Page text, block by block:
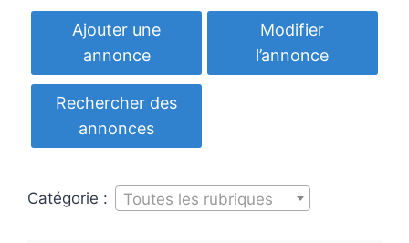
Ajouter une
annonce
Modifier
l’annonce
Rechercher des
annonces
Catégorie : Toutes les rubriques